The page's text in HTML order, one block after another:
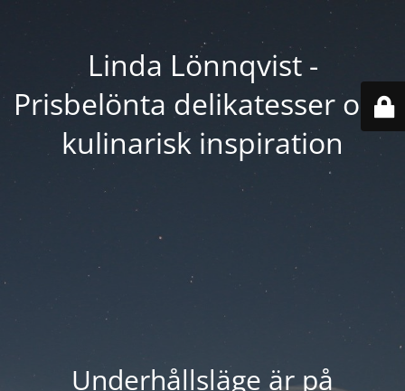
Linda Lönnqvist -
Prisbelönta delikatesser och
kulinarisk inspiration
Underhållsläge är på